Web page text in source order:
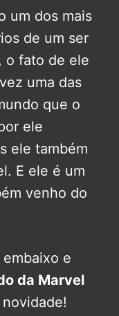
um dos mais
de um ser
o fato de ele
uma das
que o
ele
ele também
E ele é um
venho do
e
da Marvel